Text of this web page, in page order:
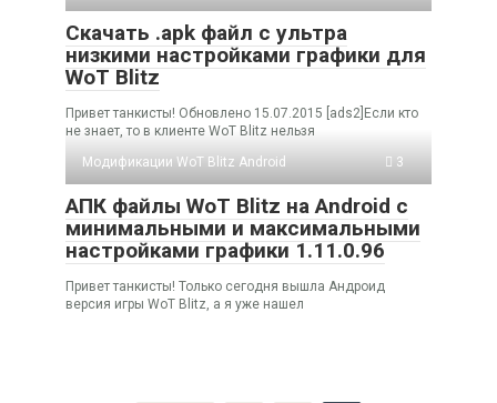
Скачать .apk файл с ультра
низкими настройками графики для
WoT Blitz
Привет танкисты! Обновлено 15.07.2015 [ads2]Если кто
не знает, то в клиенте WoT Blitz нельзя
Модификации WoT Blitz Android
3
АПК файлы WoT Blitz на Android с
минимальными и максимальными
настройками графики 1.11.0.96
Привет танкисты! Только сегодня вышла Андроид
версия игры WoT Blitz, а я уже нашел